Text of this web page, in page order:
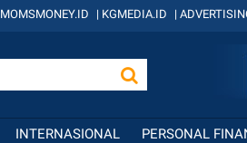
MOMSMONEY.ID | KGMEDIA.ID |
INTERNASIONAL PERSONAL